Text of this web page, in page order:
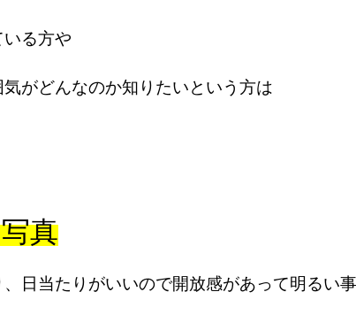
る方や
がどんなのか知りたいという方は
真
日当たりがいいので開放感があって明るい